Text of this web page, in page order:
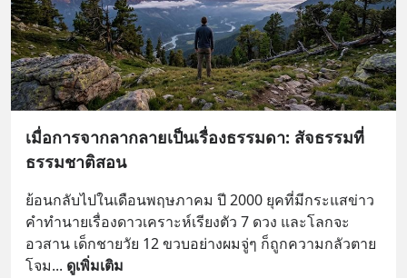
เมื่อการจากลากลายเป็นเรื่องธรรมดา: สัจธรรมที่
ธรรมชาติสอน
ย้อนกลับไปในเดือนพฤษภาคม ปี 2000 ยุคที่มีกระแสข่าว
คำทำนายเรื่องดาวเคราะห์เรียงตัว 7 ดวง และโลกจะ
อวสาน เด็กชายวัย 12 ขวบอย่างผมจู่ๆ ก็ถูกความกลัวตาย
โจม... ดูเพิ่มเติม